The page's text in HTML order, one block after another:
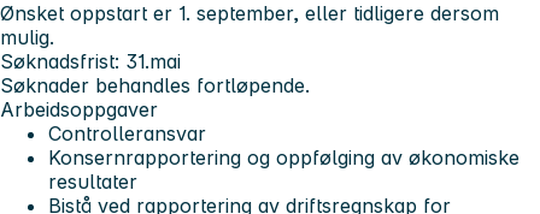
Ønsket oppstart er 1. september, eller tidligere dersom
mulig.
Søknadsfrist: 31.mai
Søknader behandles fortløpende.
Arbeidsoppgaver
Controlleransvar
Konsernrapportering og oppfølging av økonomiske
resultater
Bistå ved rapportering av driftsregnskap for